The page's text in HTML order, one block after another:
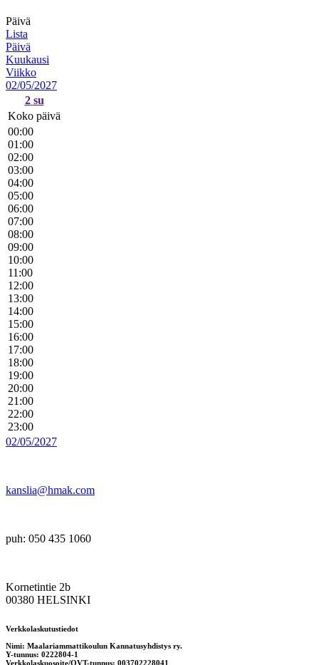
Päivä
Lista
Päivä
Kuukausi
Viikko
02/05/2027
2 su
Koko päivä
00:00
01:00
02:00
03:00
04:00
05:00
06:00
07:00
08:00
09:00
10:00
11:00
12:00
13:00
14:00
15:00
16:00
17:00
18:00
19:00
20:00
21:00
22:00
23:00
02/05/2027
kanslia@hmak.com
puh: 050 435 1060
Kornetintie 2b
00380 HELSINKI
Verkkolaskutustiedot
Nimi: Maalariammattikoulun Kannatusyhdistys ry.
Y-tunnus: 0222804-1
Verkkolaskuosoite/OVT-tunnus: 003702228041